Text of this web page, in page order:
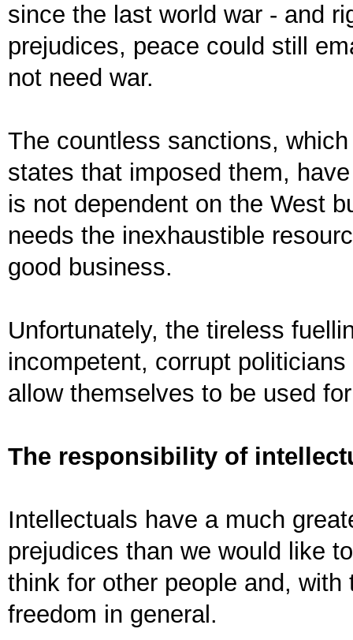
since the last world war - and
prejudices, peace could still
not need war.
The countless sanctions,
states that imposed them,
is not dependent on the West
needs the inexhaustible
good business.
Unfortunately, the tireless
incompetent, corrupt
allow themselves to be used
The responsibility of
Intellectuals have a much
prejudices than we would like
think for other people and,
freedom in general.